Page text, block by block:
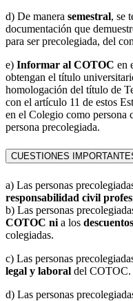
d) De manera semestral, se
documentación que
para ser precolegiada, del
e) Informar al COTOC en
obtengan el título
homologación del título de
con el artículo 11 de estos
en el Colegio como persona
persona precolegiada.
CUESTIONES
a) Las personas
responsabilidad civil
b) Las personas
COTOC ni a los descuentos
colegiadas.
c) Las personas
legal y laboral del COTOC.
d) Las personas